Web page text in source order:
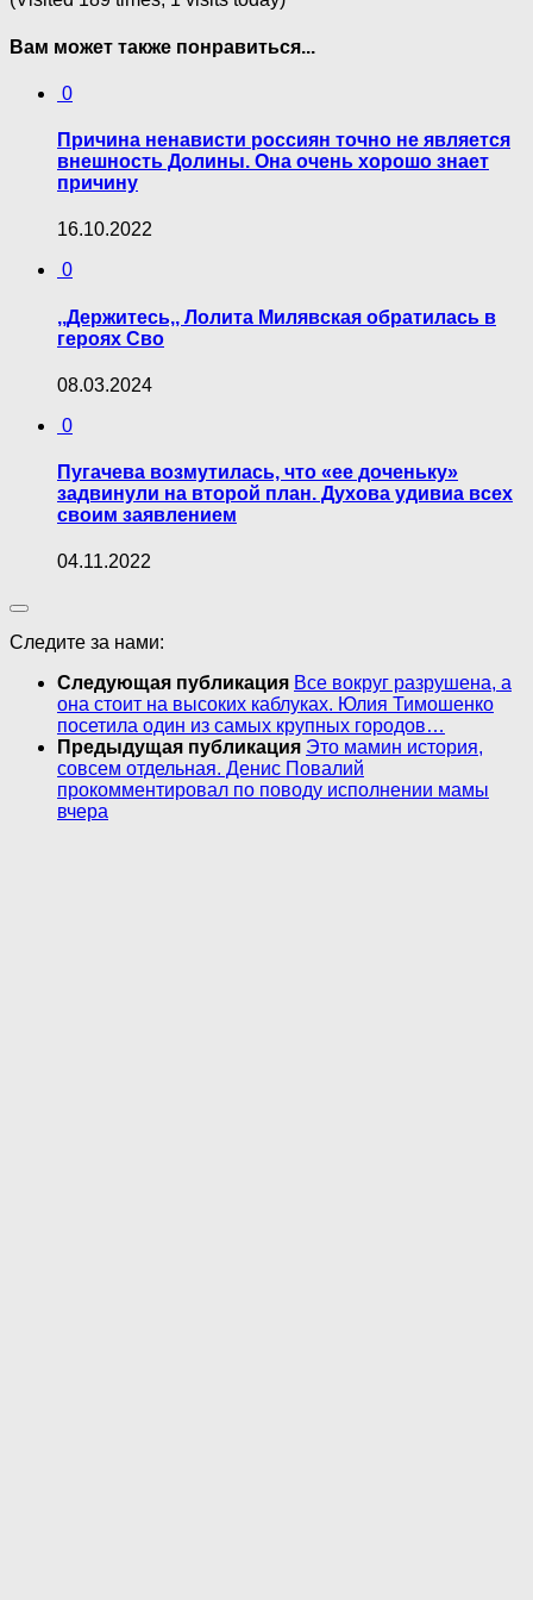
Вам может также понравиться...
0
Причина ненависти россиян точно не является
внешность Долины. Она очень хорошо знает
причину
16.10.2022
0
,,Держитесь,, Лолита Милявская обратилась в
героях Сво
08.03.2024
0
Пугачева возмутилась, что «ее доченьку»
задвинули на второй план. Духова удивиа всех
своим заявлением
04.11.2022
Следите за нами:
Следующая публикация Все вокруг разрушена, а
она стоит на высоких каблуках. Юлия Тимошенко
посетила один из самых крупных городов…
Предыдущая публикация Это мамин история,
совсем отдельная. Денис Повалий
прокомментировал по поводу исполнении мамы
вчера